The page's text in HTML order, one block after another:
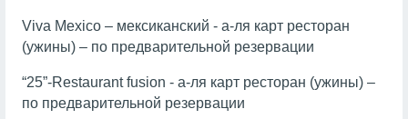
Viva Mexico – мексиканский - а-ля карт ресторан
(ужины) – по предварительной резервации
“25”-Restaurant fusion - а-ля карт ресторан (ужины) –
по предварительной резервации